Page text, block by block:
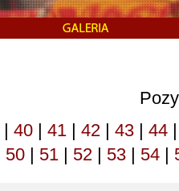
| 40 | 41 | 42 | 43 | 44 |
50 | 51 | 52 | 53 | 54 |